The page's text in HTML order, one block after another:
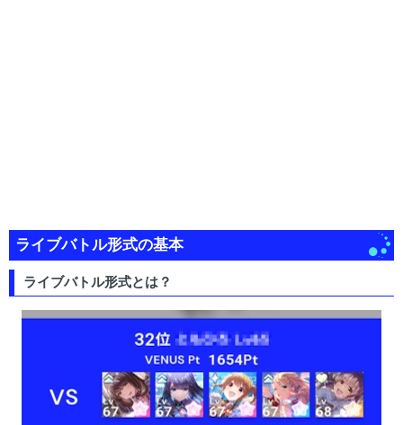
ライブバトル形式の基本
ライブバトル形式とは？